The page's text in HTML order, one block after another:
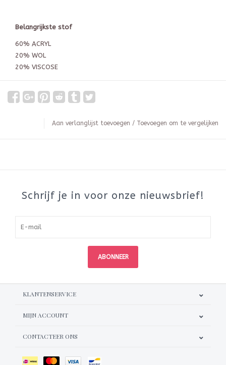
Belangrijkste stof
60% ACRYL
20% WOL
20% VISCOSE
Aan verlanglijst toevoegen / Toevoegen om te vergelijken
Schrijf je in voor onze nieuwsbrief!
ABONNEER
KLANTENSERVICE
MIJN ACCOUNT
CONTACTEER ONS